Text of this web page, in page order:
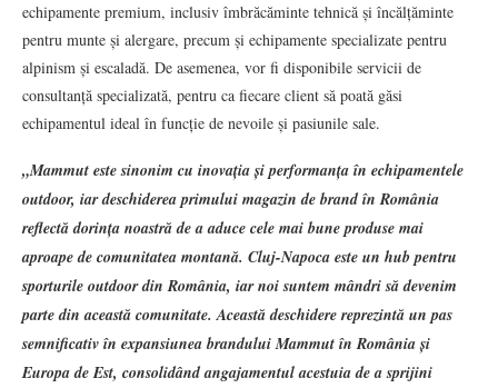
echipamente premium, inclusiv îmbrăcăminte tehnică și încălțăminte
pentru munte și alergare, precum și echipamente specializate pentru
alpinism și escaladă. De asemenea, vor fi disponibile servicii de
consultanță specializată, pentru ca fiecare client să poată găsi
echipamentul ideal în funcție de nevoile și pasiunile sale.
„Mammut este sinonim cu inovația și performanța în echipamentele
outdoor, iar deschiderea primului magazin de brand în România
reflectă dorința noastră de a aduce cele mai bune produse mai
aproape de comunitatea montană. Cluj-Napoca este un hub pentru
sporturile outdoor din România, iar noi suntem mândri să devenim
parte din această comunitate.Această deschidere reprezintă un pas
semnificativ în expansiunea brandului Mammut în România și
Europa de Est, consolidând angajamentul acestuia de a sprijini